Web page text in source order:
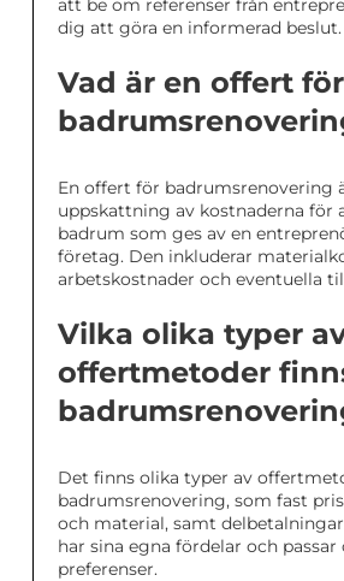
att be om referenser från
dig att göra en informerad beslut.
Vad är en offert för
En offert för badrumsrenovering
uppskattning av kostnaderna för
badrum som ges av en
företag. Den inkluderar
arbetskostnader och eventuella
Vilka olika typer
offertmetoder
Det finns olika typer av
badrumsrenovering, som fast
och material, samt
har sina egna fördelar och
preferenser.